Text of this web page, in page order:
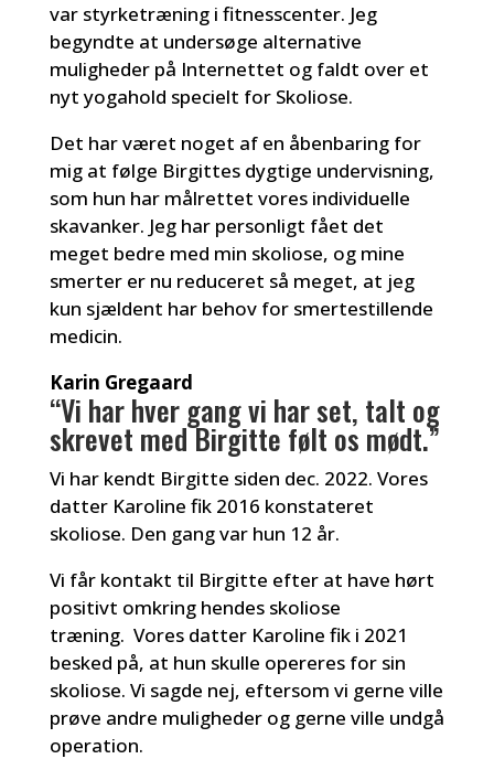
var styrketræning i fitnesscenter. Jeg
begyndte at undersøge alternative
muligheder på Internettet og faldt over et
nyt yogahold specielt for Skoliose.
Det har været noget af en åbenbaring for
mig at følge Birgittes dygtige undervisning,
som hun har målrettet vores individuelle
skavanker. Jeg har personligt fået det
meget bedre med min skoliose, og mine
smerter er nu reduceret så meget, at jeg
kun sjældent har behov for smertestillende
medicin.
Karin Gregaard
“Vi har hver gang vi har set, talt og
skrevet med Birgitte følt os mødt.”
Vi har kendt Birgitte siden dec. 2022. Vores
datter Karoline fik 2016 konstateret
skoliose. Den gang var hun 12 år.
Vi får kontakt til Birgitte efter at have hørt
positivt omkring hendes skoliose
træning. Vores datter Karoline fik i 2021
besked på, at hun skulle opereres for sin
skoliose. Vi sagde nej, eftersom vi gerne ville
prøve andre muligheder og gerne ville undgå
operation.